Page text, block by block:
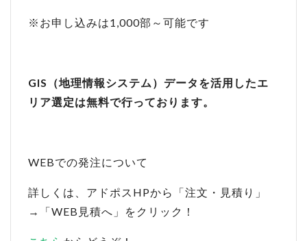
※お申し込みは1,000部～可能です
GIS（地理情報システム）データを活用したエ
リア選定は無料で行っております。
WEBでの発注について
詳しくは、アドポスHPから「注文・見積り」
→「WEB見積へ」をクリック！